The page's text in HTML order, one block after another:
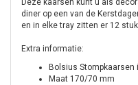
Deze kaarsen kunt u als
diner op een van de
en in elke tray zitten er 12
Extra informatie:
Bolsius Stompkaarsen
Maat 170/70 mm